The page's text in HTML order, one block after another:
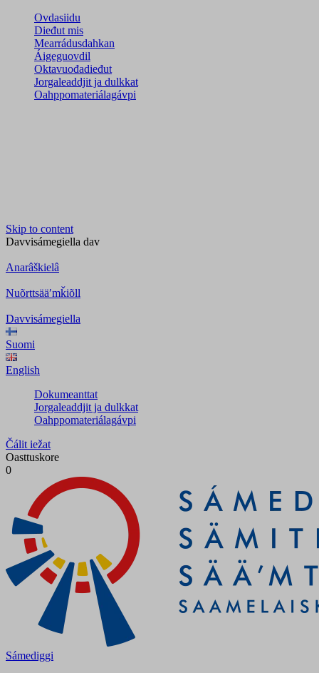
Ovdasiidu
Dieđut mis
Mearrádusdahkan
Áigeguovdil
Oktavuođadieđut
Jorgaleaddjit ja dulkkat
Oahppomateriálagávpi
Skip to content
Davvisámegiella dav
Anarâškielâ
Nuõrttsääʹmǩiõll
Davvisámegiella
Suomi
English
Dokumeanttat
Jorgaleaddjit ja dulkkat
Oahppomateriálagávpi
Čálit iežat
Oasttuskore
0
Sámediggi